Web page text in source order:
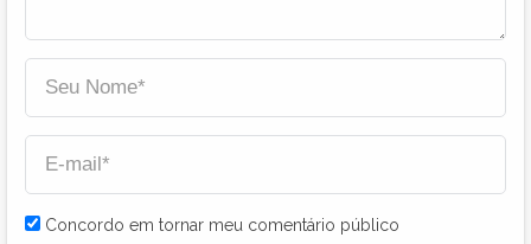
Concordo em tornar meu comentário público